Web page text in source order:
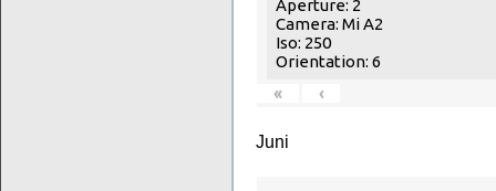
Aperture: 2
Camera: Mi A2
Iso: 250
Orientation: 6
«
‹
Juni